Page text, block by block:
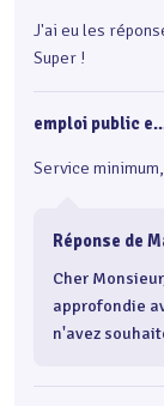
J'ai eu les
Super !
emploi public
Service
Réponse de
Cher
approfondie
n'avez